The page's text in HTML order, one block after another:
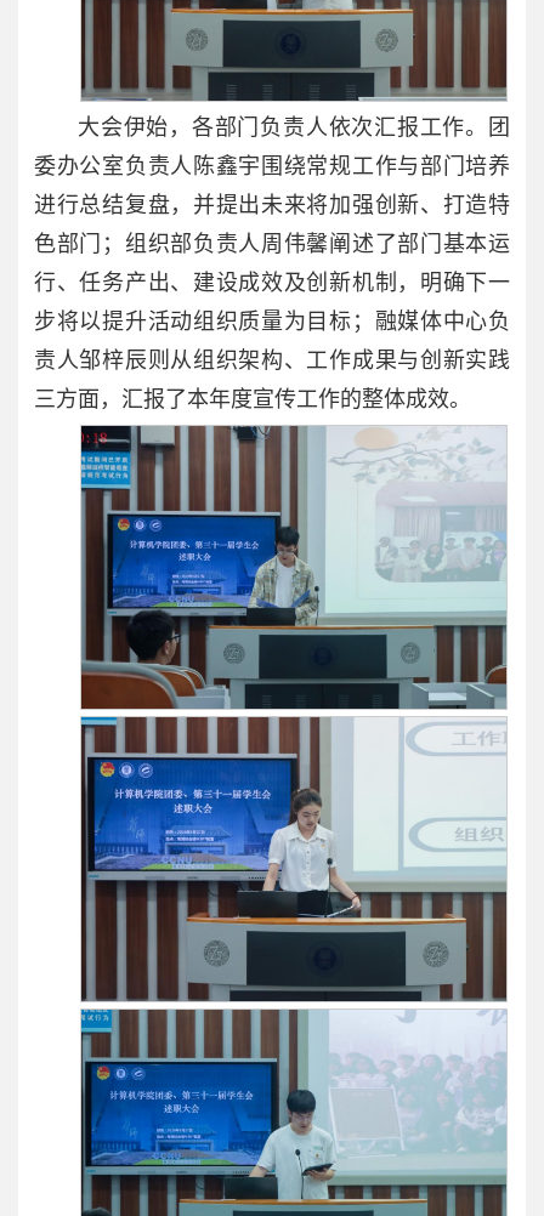
大会伊始，各部门负责人依次汇报工作。团
委办公室负责人陈鑫宇围绕常规工作与部门培养
进行总结复盘，并提出未来将加强创新、打造特
色部门；组织部负责人周伟馨阐述了部门基本运
行、任务产出、建设成效及创新机制，明确下一
步将以提升活动组织质量为目标；融媒体中心负
责人邹梓辰则从组织架构、工作成果与创新实践
三方面，汇报了本年度宣传工作的整体成效。